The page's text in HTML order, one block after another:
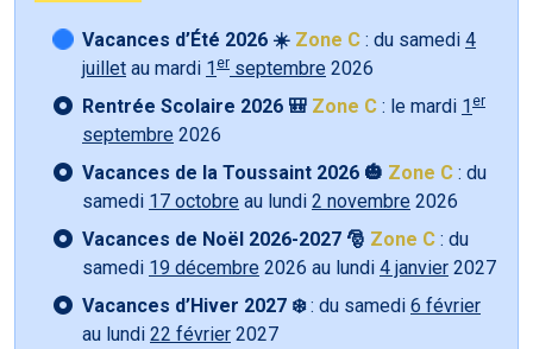
Vacances d’Été 2026 ☀️ Zone C : du samedi 4
juillet au mardi 1 er septembre 2026
Rentrée Scolaire 2026 🎒 Zone C : le mardi 1 er
septembre 2026
Vacances de la Toussaint 2026 🎃 Zone C : du
samedi 17 octobre au lundi 2 novembre 2026
Vacances de Noël 2026-2027 🎅 Zone C : du
samedi 19 décembre 2026 au lundi 4 janvier 2027
Vacances d’Hiver 2027 ❄️: du samedi 6 février
au lundi 22 février 2027